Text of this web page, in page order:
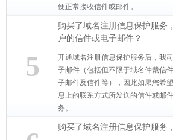
便正常接收信件或邮件。
5
购买了域名注册信息保护服务
户的信件或电子邮件？
开通域名注册信息保护服务后，我司
子邮件（包括但不限于域名仲裁信
子邮件及信件等），因此如果您希
息上的联系方式所发送的信件或邮
务。
购买了域名注册信息保护服务